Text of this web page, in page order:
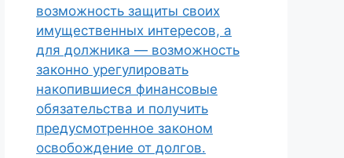
возможность защиты своих
имущественных интересов, а
для должника — возможность
законно урегулировать
накопившиеся финансовые
обязательства и получить
предусмотренное законом
освобождение от долгов.